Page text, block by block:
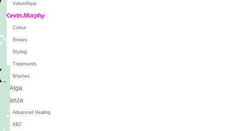
Volumifique
Kevin.Murphy
Colour
Rinses
Styling
Treatments
Washes
L'Alga
L'anza
Advanced Healing
KB2